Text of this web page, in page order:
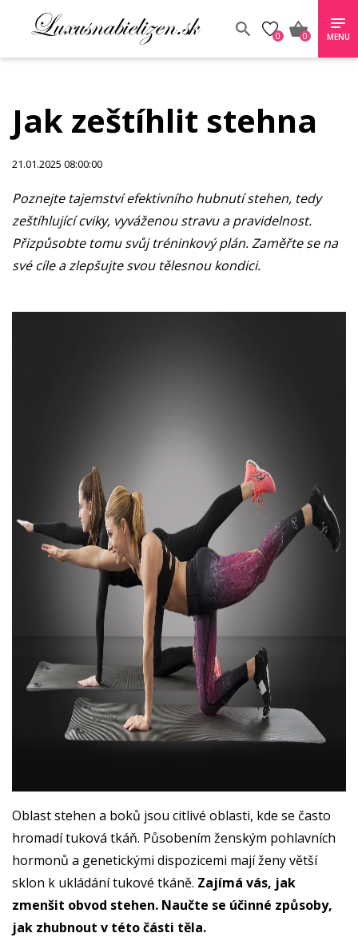
0 0 MENU
Jak zeštíhlit stehna
21.01.2025 08:00:00
Poznejte tajemství efektivního hubnutí stehen, tedy
zeštíhlující cviky, vyváženou stravu a pravidelnost.
Přizpůsobte tomu svůj tréninkový plán. Zaměřte se na
své cíle a zlepšujte svou tělesnou kondici.
Oblast stehen a boků jsou citlivé oblasti, kde se často
hromadí tuková tkáň. Působením ženským pohlavních
hormonů a genetickými dispozicemi mají ženy větší
sklon k ukládání tukové tkáně. Zajímá vás, jak
zmenšit obvod stehen. Naučte se účinné způsoby,
jak zhubnout v této části těla.